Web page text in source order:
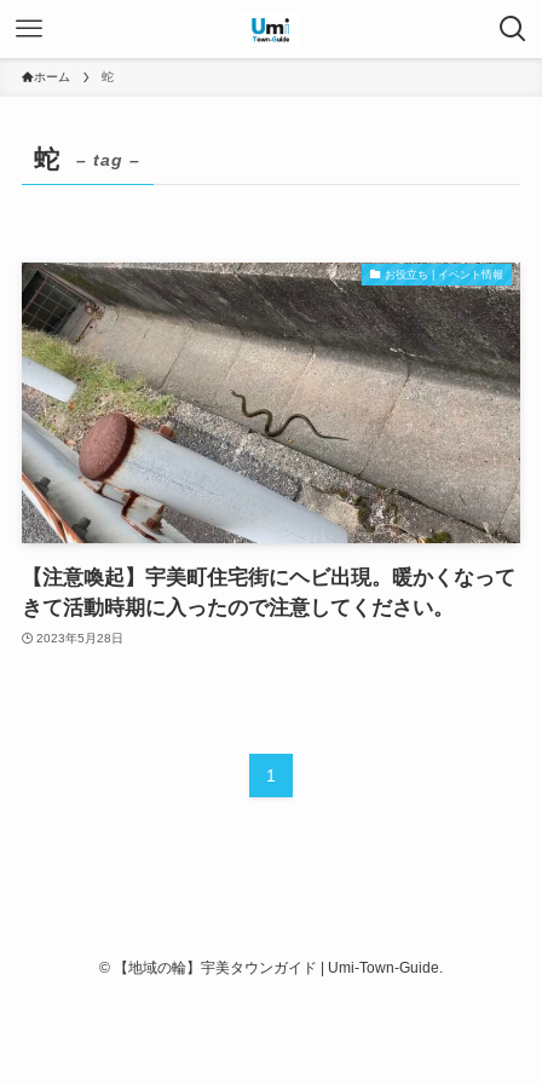
ホーム 蛇
蛇 – tag –
お役立ち | イベント情報
【注意喚起】宇美町住宅街にヘビ出現。暖かくなって
きて活動時期に入ったので注意してください。
2023年5月28日
1
© 【地域の輪】宇美タウンガイド | Umi-Town-Guide.